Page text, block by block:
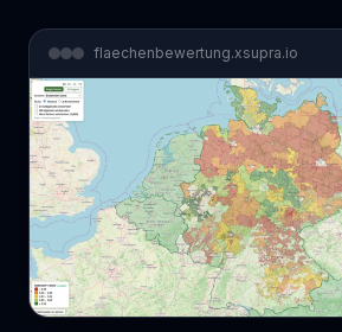
flaechenbewertung.xsupra.io